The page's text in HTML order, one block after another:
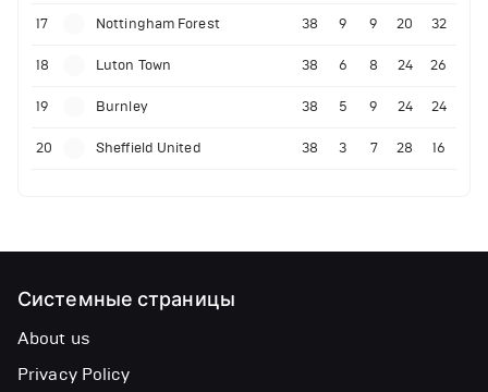
17 Nottingham Forest 38 9 9 20 32
18 Luton Town 38 6 8 24 26
19 Burnley 38 5 9 24 24
20 Sheffield United 38 3 7 28 16
Системные страницы
About us
Privacy Policy